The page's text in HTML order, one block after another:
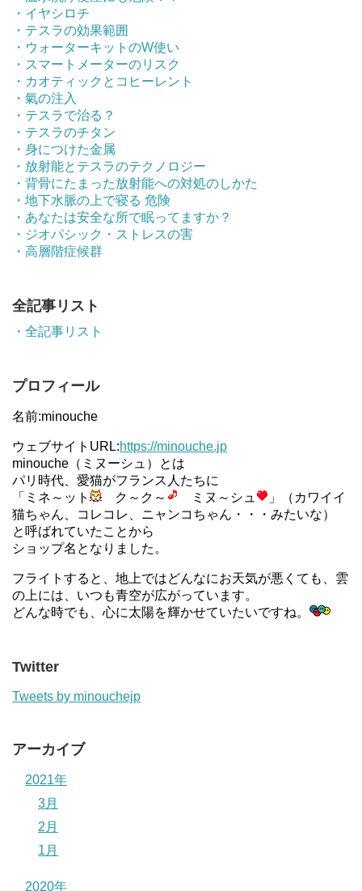
・イヤシロチ
・テスラの効果範囲
・ウォーターキットのW使い
・スマートメーターのリスク
・カオティックとコヒーレント
・氣の注入
・テスラで治る？
・テスラのチタン
・身につけた金属
・放射能とテスラのテクノロジー
・背骨にたまった放射能への対処のしかた
・地下水脈の上で寝る 危険
・あなたは安全な所で眠ってますか？
・ジオパシック・ストレスの害
・高層階症候群
全記事リスト
・全記事リスト
プロフィール
名前:minouche
ウェブサイトURL:https://minouche.jp
minouche（ミヌーシュ）とは
パリ時代、愛猫がフランス人たちに
「ミネ～ット
ク～ク～ ミヌ～シュ
」（カワイイ
猫ちゃん、コレコレ、ニャンコちゃん・・・みたいな）
と呼ばれていたことから
ショップ名となりました。
フライトすると、地上ではどんなにお天気が悪くても、雲
の上には、いつも青空が広がっています。
どんな時でも、心に太陽を輝かせていたいですね。
Twitter
Tweets by minouchejp
アーカイブ
2021年
3月
2月
1月
2020年